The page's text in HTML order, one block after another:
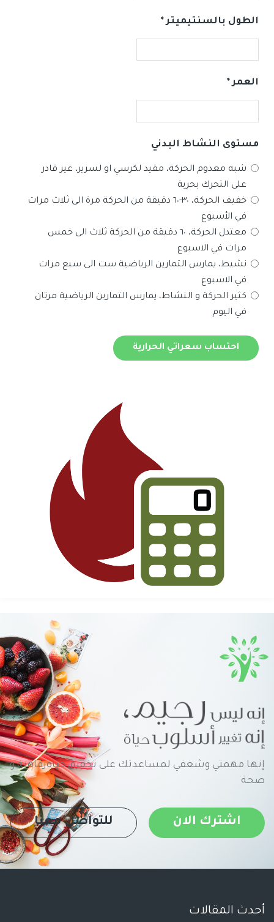
الطول بالسنتيميتر*
العمر*
مستوى النشاط البدني
شبه معدوم الحركة، مقيد لكرسي او لسرير، غير قادر
على التحرك بحرية
خفيف الحركة، ٣٠-٦٠ دقيقة من الحركة مرة الى ثلاث مرات
في الأسبوع
معتدل الحركة، ٦٠ دقيقة من الحركة ثلاث الى خمس
مرات في الاسبوع
نشيط، يمارس التمارين الرياضية ست الى سبع مرات
في الاسبوع
كثير الحركة و النشاط، يمارس التمارين الرياضية مرتان
في اليوم
احتساب سعراتي الحرارية
إنها مهمتي وشغفي لمساعدتك على تحقيق حياةرفاهية و
صحة
اشترك الان للتواصل معنا
أحدث المقالات